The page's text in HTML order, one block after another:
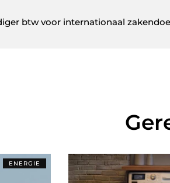
btw voor internationaal
ENERGIE